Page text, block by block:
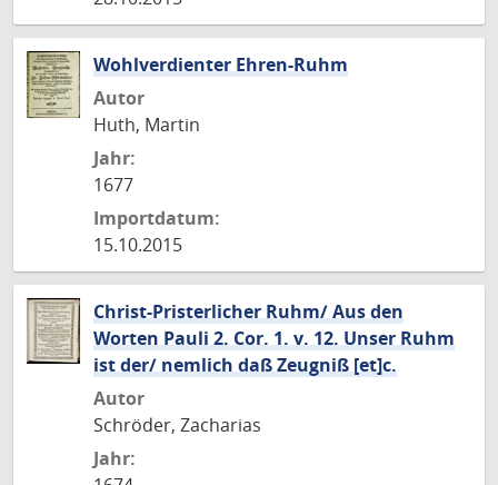
Wohlverdienter Ehren-Ruhm
Autor
Huth, Martin
Jahr:
1677
Importdatum:
15.10.2015
Christ-Pristerlicher Ruhm/ Aus den
Worten Pauli 2. Cor. 1. v. 12. Unser Ruhm
ist der/ nemlich daß Zeugniß [et]c.
Autor
Schröder, Zacharias
Jahr: